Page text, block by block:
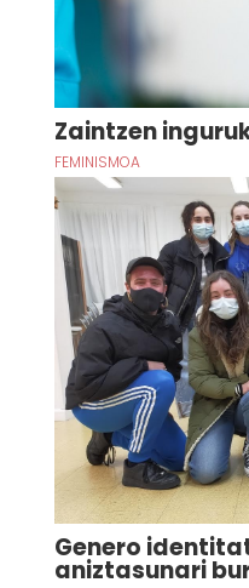
Zaintzen
FEMINISMOA
Genero
aniztasunari